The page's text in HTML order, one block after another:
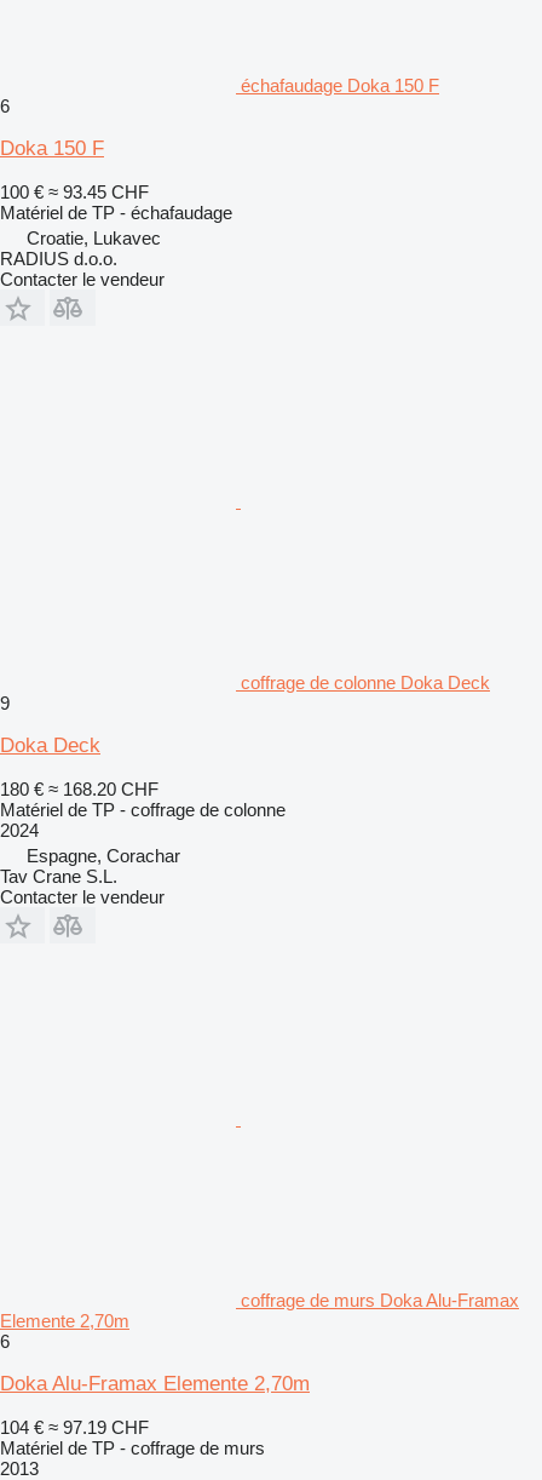
échafaudage Doka 150 F
6
Doka 150 F
100 € ≈ 93.45 CHF
Matériel de TP - échafaudage
Croatie, Lukavec
RADIUS d.o.o.
Contacter le vendeur
coffrage de colonne Doka Deck
9
Doka Deck
180 € ≈ 168.20 CHF
Matériel de TP - coffrage de colonne
2024
Espagne, Corachar
Tav Crane S.L.
Contacter le vendeur
coffrage de murs Doka Alu-Framax
Elemente 2,70m
6
Doka Alu-Framax Elemente 2,70m
104 € ≈ 97.19 CHF
Matériel de TP - coffrage de murs
2013